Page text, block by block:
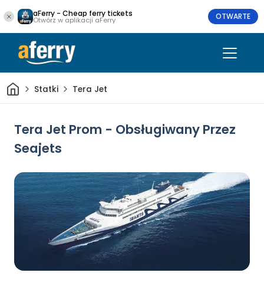
aFerry - Cheap ferry tickets
Otwórz w aplikacji aFerry OTWARTE
DomStatki Tera Jet
Tera Jet Prom - Obsługiwany Przez
Seajets